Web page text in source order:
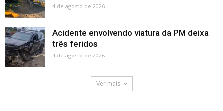
4 de agosto de 2026
Acidente envolvendo viatura da PM deixa
três feridos
4 de agosto de 2026
Ver mais